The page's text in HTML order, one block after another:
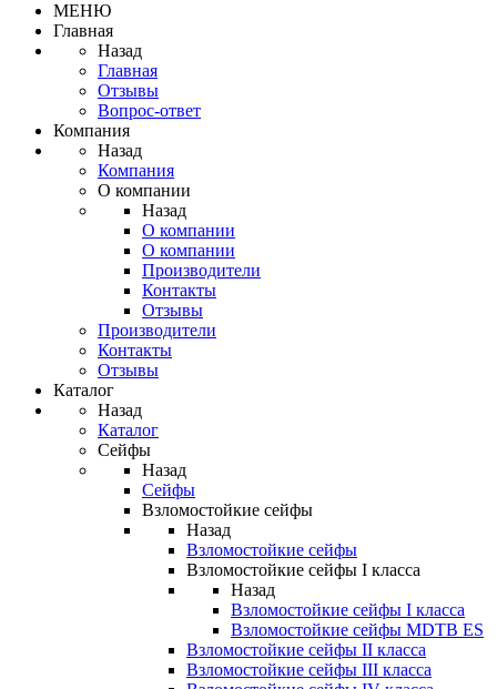
МЕНЮ
Главная
Назад
Главная
Отзывы
Вопрос-ответ
Компания
Назад
Компания
О компании
Назад
О компании
О компании
Производители
Контакты
Отзывы
Производители
Контакты
Отзывы
Каталог
Назад
Каталог
Сейфы
Назад
Сейфы
Взломостойкие сейфы
Назад
Взломостойкие сейфы
Взломостойкие сейфы I класса
Назад
Взломостойкие сейфы I класса
Взломостойкие сейфы MDTB ES
Взломостойкие сейфы II класса
Взломостойкие сейфы III класса